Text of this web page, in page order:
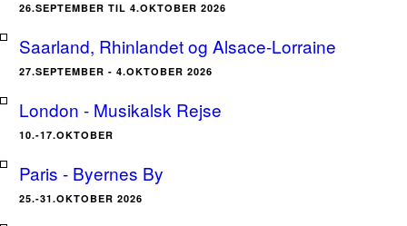
26.SEPTEMBER TIL 4.OKTOBER 2026
Saarland, Rhinlandet og Alsace-Lorraine
27.SEPTEMBER - 4.OKTOBER 2026
London - Musikalsk Rejse
10.-17.OKTOBER
Paris - Byernes By
25.-31.OKTOBER 2026